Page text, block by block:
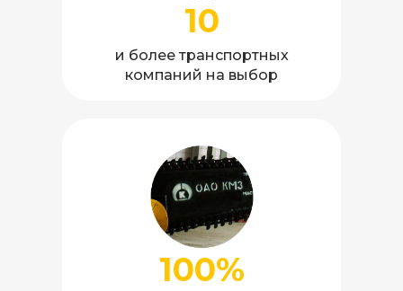
10
и более транспортных
компаний на выбор
100%